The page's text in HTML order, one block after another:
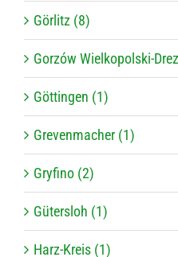
Görlitz (8)
Gorzów Wielkopolski-
Göttingen (1)
Grevenmacher (1)
Gryfino (2)
Gütersloh (1)
Harz-Kreis (1)